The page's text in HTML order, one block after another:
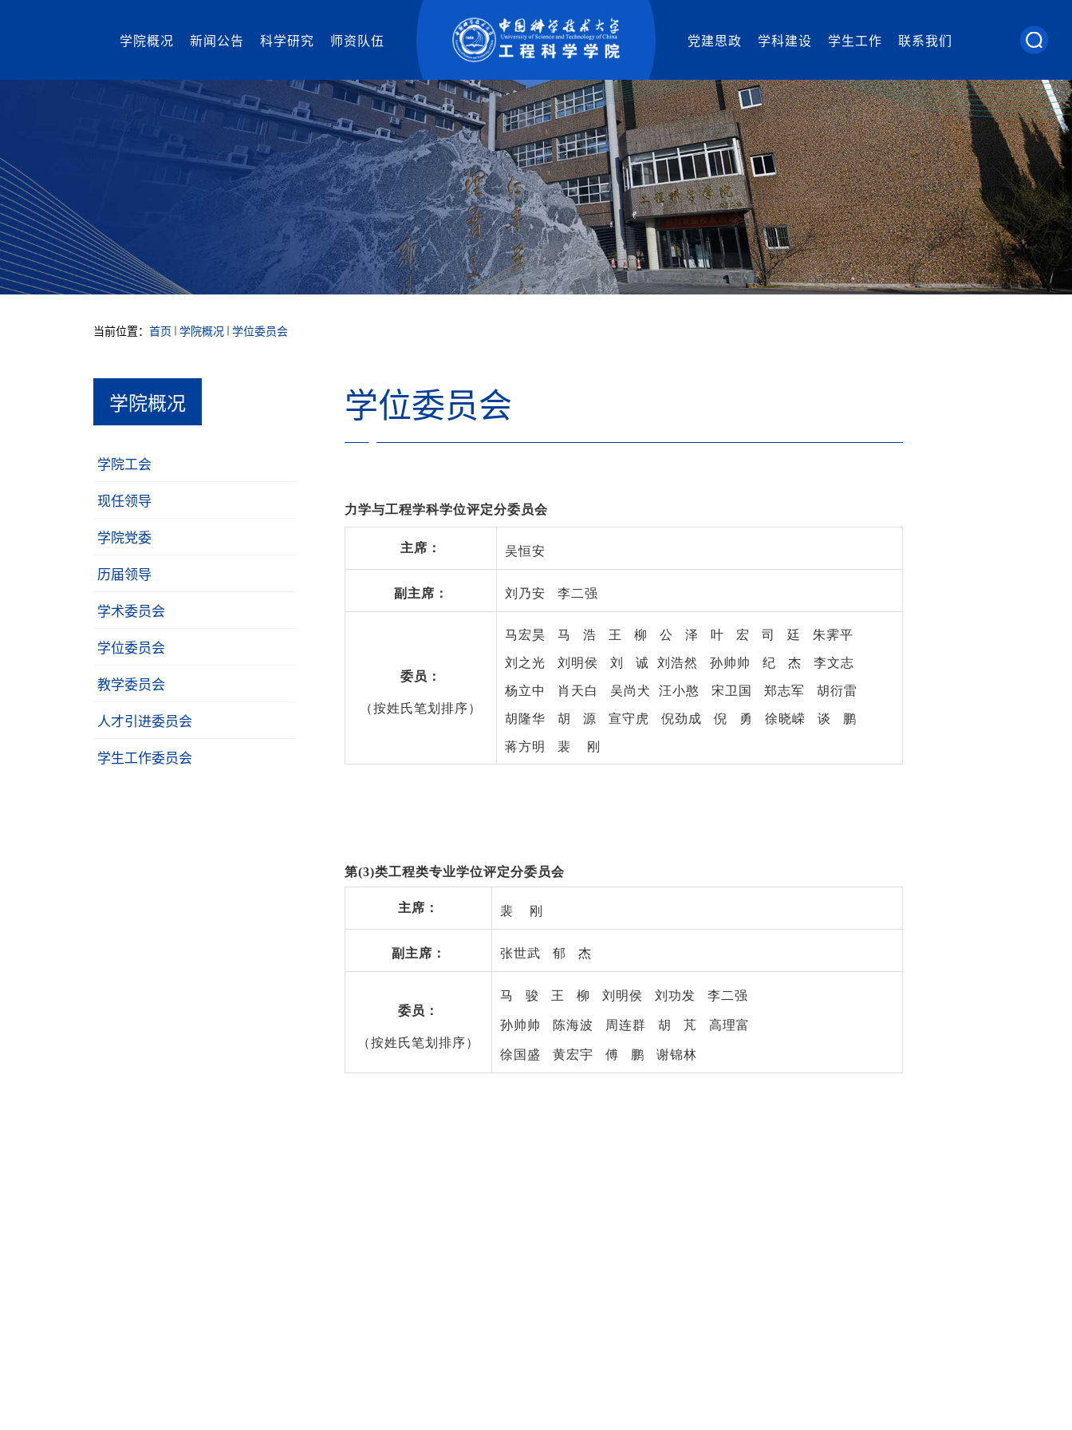
学院概况 新闻公告 科学研究 师资队伍 党建思政 学科建设 学生工作 联系我们
当前位置： 首页 学院概况 学位委员会
学院概况
学院工会
现任领导
学院党委
历届领导
学术委员会
学位委员会
教学委员会
人才引进委员会
学生工作委员会
学位委员会
力学与工程学科学位评定分委员会
主席： 吴恒安
副主席： 刘乃安 李二强
委员：
（按姓氏笔划排序）
马宏昊 马 浩 王 柳 公 泽 叶 宏 司 廷 朱霁平
刘之光 刘明侯 刘 诚 刘浩然 孙帅帅 纪 杰 李文志
杨立中 肖天白 吴尚犬 汪小憨 宋卫国 郑志军 胡衍雷
胡隆华 胡 源 宣守虎 倪劲成 倪 勇 徐晓嵘 谈 鹏
蒋方明 裴 刚
第(3)类工程类专业学位评定分委员会
主席： 裴 刚
副主席： 张世武 郁 杰
委员：
（按姓氏笔划排序）
马 骏 王 柳 刘明侯 刘功发 李二强
孙帅帅 陈海波 周连群 胡 芃 高理富
徐国盛 黄宏宇 傅 鹏 谢锦林